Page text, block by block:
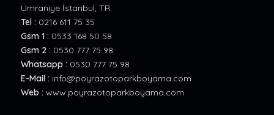
Ümraniye İstanbul, TR
Tel : 0216 611 75 35
Gsm 1 : 0533 168 50 58
Gsm 2 : 0530 777 75 98
Whatsapp : 0530 777 75 98
E-Mail : info@poyrazotoparkboyama.com
Web : www.poyrazotoparkboyama.com